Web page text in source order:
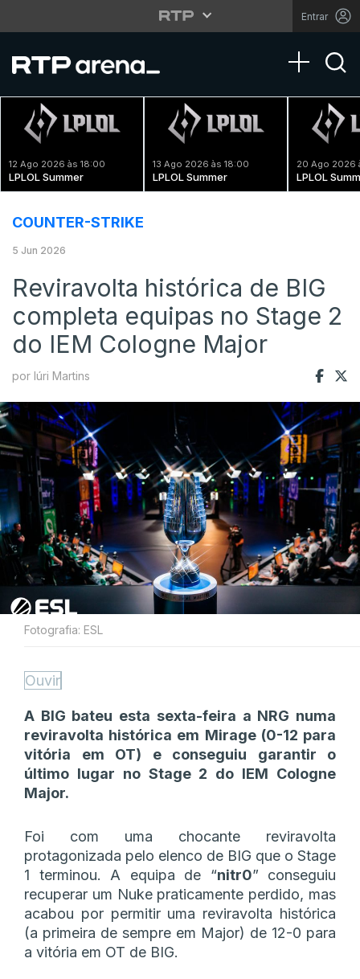
Entrar
Toggle
12 Ago 2026 às 18:00
LPLOL Summer
13 Ago 2026 às 18:00
LPLOL Summer
20 Ago 2026
LPLOL
COUNTER-STRIKE
5 Jun 2026
Reviravolta histórica de BIG
completa equipas no Stage 2
do IEM Cologne Major
por Iúri Martins
Fotografia: ESL
Ouvir
A BIG bateu esta sexta-feira a NRG numa
reviravolta histórica em Mirage (0-12 para
vitória em OT) e conseguiu garantir o
último lugar no Stage 2 do IEM Cologne
Major.
Foi com uma chocante reviravolta
protagonizada pelo elenco de BIG que o Stage
1 terminou. A equipa de “nitr0” conseguiu
recuperar um Nuke praticamente perdido, mas
acabou por permitir uma reviravolta histórica
(a primeira de sempre em Major) de 12-0 para
a vitória em OT de BIG.